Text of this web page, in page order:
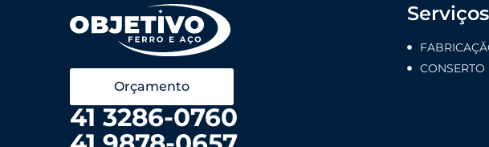
Orçamento
41 3286-0760
Serviços
CONSERTO